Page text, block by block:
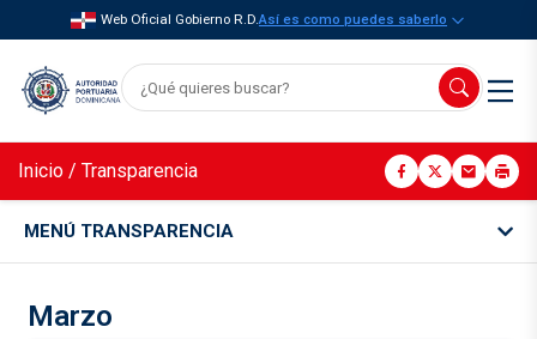
Web Oficial Gobierno R.D.Así es como puedes saberlo
Inicio / Transparencia
MENÚ TRANSPARENCIA
Marzo